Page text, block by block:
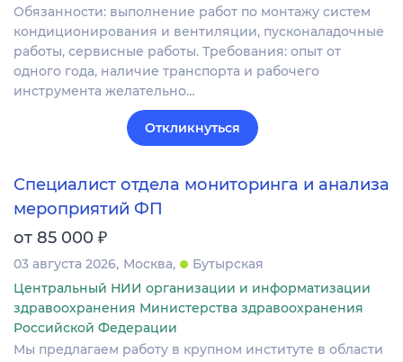
Обязанности: выполнение работ по монтажу систем
кондиционирования и вентиляции, пусконаладочные
работы, сервисные работы. Требования: опыт от
одного года, наличие транспорта и рабочего
инструмента желательно…
Откликнуться
Специалист отдела мониторинга и анализа
мероприятий ФП
от 85 000 ₽
03 августа 2026 Москва
Бутырская
Центральный НИИ организации и информатизации
здравоохранения Министерства здравоохранения
Российской Федерации
Мы предлагаем работу в крупном институте в области